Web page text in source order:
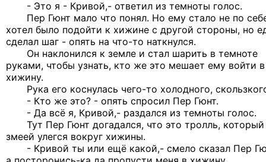
- Это я - Кривой,- ответил из темноты голос.
Пер Гюнт мало что понял. Но ему стало не по
хотел было подойти к хижине с другой стороны, но
сделал шаг - опять на что-то наткнулся.
Он наклонился к земле и стал шарить в темноте
руками, чтобы узнать, кто же это мешает ему войти в
хижину.
Рука его коснулась чего-то холодного,
- Кто же это? - опять спросил Пер Гюнт.
- Да всё я, Кривой,- раздался из темноты голос.
Тут Пер Гюнт догадался, что это тролль, который
змеей улегся вокруг хижины.
- Кривой ты или ещё какой,- смело сказал Пер